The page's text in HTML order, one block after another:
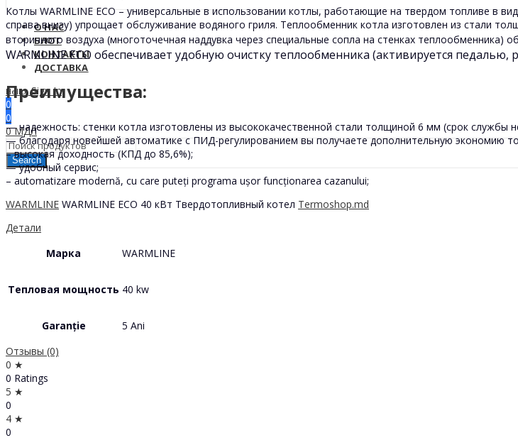
О НАС
БЛОГ
КОНТАКТЫ
ДОСТАВКА
Hello, Sign In
0
0
0МДЛ
Search
Котлы WARMLINE ECO – универсальные в использовании котлы, работающие на твердом топливе в
справа внизу) упрощает обслуживание водяного гриля. Теплообменник котла изготовлен из стали
вторичного воздуха (многоточечная наддувка через специальные сопла на стенках теплообменника)
WARMLINE ECO обеспечивает удобную очистку теплообменника (активируется
Преимущества:
— надежность: стенки котла изготовлены из высококачественной стали толщиной 6 мм (срок службы
— благодаря новейшей автоматике с ПИД-регулированием вы получаете дополнительную экономию
– высокая доходность (КПД до 85,6%);
— удобный сервис;
– automatizare modernă, cu care puteți programa ușor funcționarea cazanului;
WARMLINE WARMLINE ECO 40 кВт Твердотопливный котел Termoshop.md
Детали
Марка
WARMLINE
Тепловая мощность 40 kw
Garanție
5 Ani
Отзывы (0)
0 ★
0 Ratings
5 ★
0
4 ★
0